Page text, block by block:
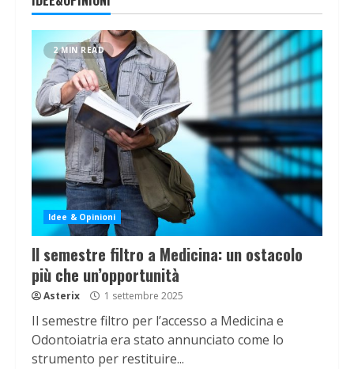
2 MIN READ
Idee & Opinioni
Il semestre filtro a Medicina: un ostacolo
più che un’opportunità
Asterix 1 settembre 2025
Il semestre filtro per l’accesso a Medicina e
Odontoiatria era stato annunciato come lo
strumento per restituire...